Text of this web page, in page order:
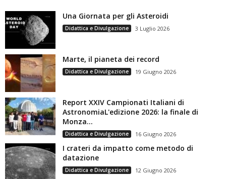
Una Giornata per gli Asteroidi
Didattica e Divulgazione 3 Luglio 2026
Marte, il pianeta dei record
Didattica e Divulgazione 19 Giugno 2026
Report XXIV Campionati Italiani di
AstronomiaL'edizione 2026: la finale di
Monza...
Didattica e Divulgazione 16 Giugno 2026
I crateri da impatto come metodo di
datazione
Didattica e Divulgazione 12 Giugno 2026